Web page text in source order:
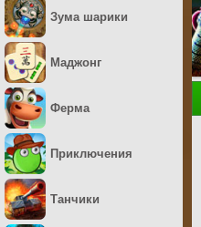
Зума шарики
Маджонг
Ферма
Приключения
Танчики